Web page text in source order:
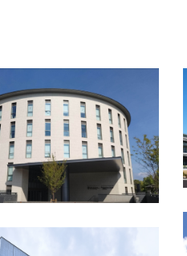
京都府 壁形式 タイル